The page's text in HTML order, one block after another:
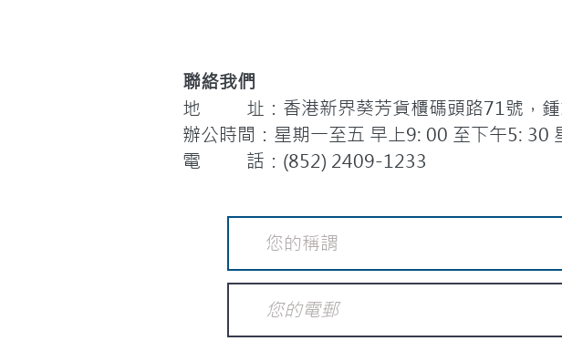
聯絡我們
地 址：香港新界葵芳貨櫃碼頭路71號，鍾
辦公時間：星期一至五 早上9: 00 至下午5: 30
電 話：(852) 2409-1233